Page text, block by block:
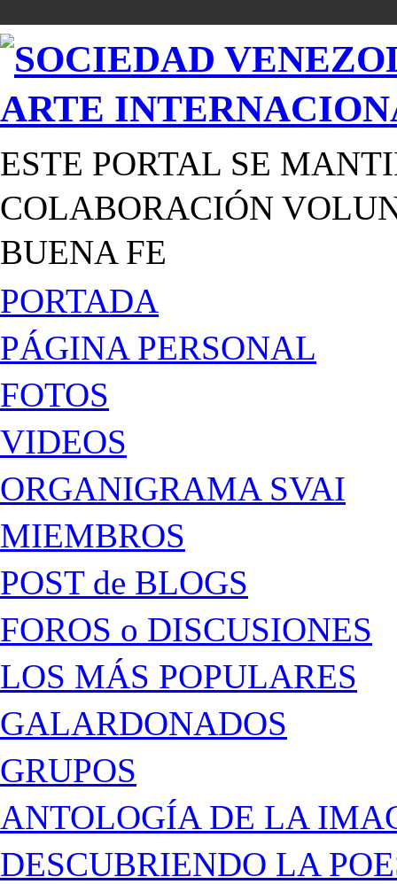
ESTE PORTAL SE
COLABORACIÓN
BUENA FE
PORTADA
PÁGINA PERSONAL
FOTOS
VIDEOS
ORGANIGRAMA SVAI
MIEMBROS
POST de BLOGS
FOROS o DISCUSIONES
LOS MÁS POPULARES
GALARDONADOS
GRUPOS
ANTOLOGÍA DE LA
DESCUBRIENDO LA